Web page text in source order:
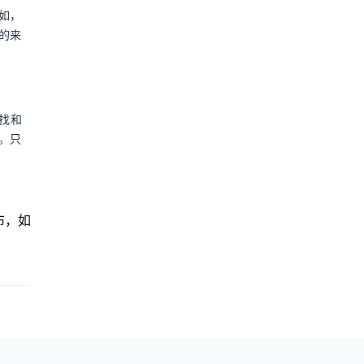
，
来
和
只
，如